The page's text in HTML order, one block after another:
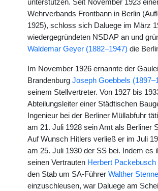
unterstützen. Seit November 1923
Wehrverbands Frontbann in Berlin
1925), schloss sich Daluege im März
wiedergegründeten NSDAP an und
Waldemar Geyer (1882–1947) die
Im November 1926 ernannte der
Brandenburg Joseph Goebbels
seinem Stellvertreter. Von 1927 bis
Abteilungsleiter einer Städtischen
Ingenieur bei der Berliner Müllabfuhr
am 21. Juli 1928 sein Amt als Berliner
Auf Wunsch Hitlers verließ er im Juli
am 25. Juli 1930 der SS bei. Indem es
seinen Vertrauten Herbert Packebusch
den Stab um SA-Führer Walther
einzuschleusen, war Daluege am